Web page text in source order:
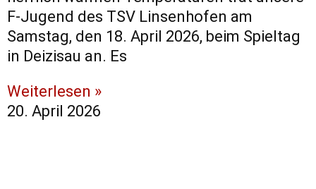
F-Jugend des TSV Linsenhofen am
Samstag, den 18. April 2026, beim Spieltag
in Deizisau an. ​Es
Weiterlesen »
20. April 2026